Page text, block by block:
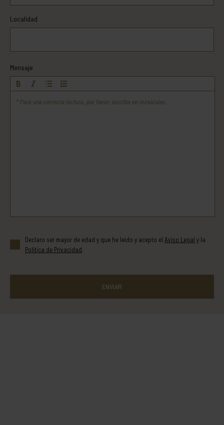
Localidad
Mensaje
Declaro ser mayor de edad y que he leído y acepto el Aviso Legal y la
Política de Privacidad.
ENVIAR